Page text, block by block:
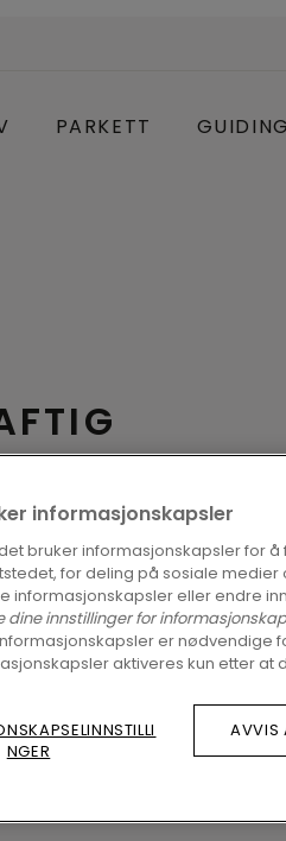
PARKETT GUIDING
informasjonskapsler
bruker informasjonskapsler for
for deling på sosiale medier
informasjonskapsler eller endre
dine innstillinger for
er nødvendige
aktiveres kun etter at
NGER
AVVIS